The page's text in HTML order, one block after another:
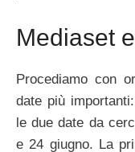
Mediaset
Procediamo con
date più
le due date da
e 24 giugno. La